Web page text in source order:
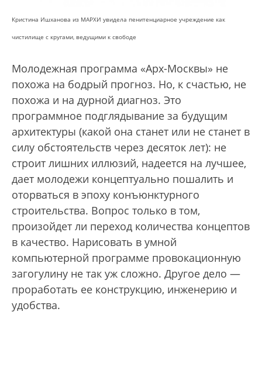
Кристина Ишханова из МАРХИ увидела пенитенциарное учреждение как
чистилище с кругами, ведущими к свободе
Молодежная программа «Арх-Москвы» не
похожа на бодрый прогноз. Но, к счастью, не
похожа и на дурной диагноз. Это
программное подглядывание за будущим
архитектуры (какой она станет или не станет в
силу обстоятельств через десяток лет): не
строит лишних иллюзий, надеется на лучшее,
дает молодежи концептуально пошалить и
оторваться в эпоху конъюнктурного
строительства. Вопрос только в том,
произойдет ли переход количества концептов
в качество. Нарисовать в умной
компьютерной программе провокационную
загогулину не так уж сложно. Другое дело —
проработать ее конструкцию, инженерию и
удобства.